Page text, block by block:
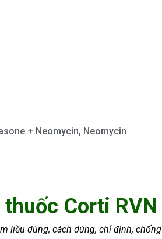
+ Neomycin, Neomycin
Corti RVN
liều dùng, cách dùng, chỉ định, chống